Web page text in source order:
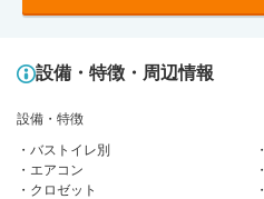
設備・特徴・周辺情報
設備・特徴
バストイレ別
エアコン
クロゼット